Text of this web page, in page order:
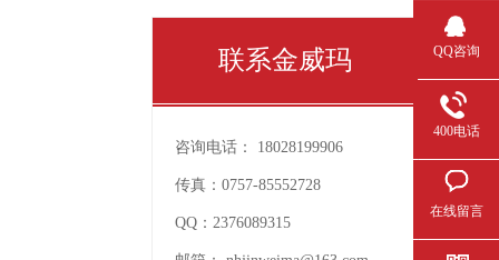
联系金威玛
咨询电话： 18028199906
传真： 0757-85552728
QQ： 2376089315
QQ咨询
400电话
在线留言